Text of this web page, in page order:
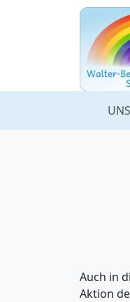
Auch in
Aktion